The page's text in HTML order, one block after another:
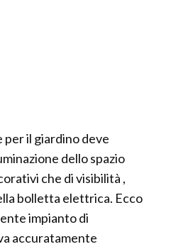
per il giardino deve
dello spazio
che di visibilità ,
bolletta elettrica. Ecco
impianto di
accuratamente